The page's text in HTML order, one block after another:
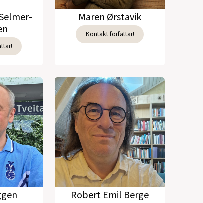
Maren Ørstavik
Kontakt forfattar!
Robert Emil Berge